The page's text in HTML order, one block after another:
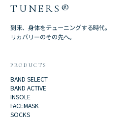
TUNERS®
到来、身体をチューニングする時代。
リカバリーのその先へ。
PRODUCTS
BAND SELECT
BAND ACTIVE
INSOLE
FACEMASK
SOCKS